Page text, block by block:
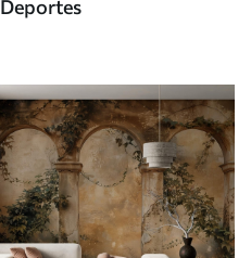
Deportes